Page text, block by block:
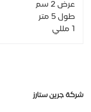
عرض 2 سم
طول 5 متر
1 مللي
شركة جرين ستارز